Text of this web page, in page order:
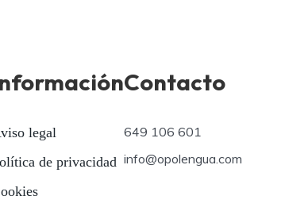
legal
de privacidad
Contacto
649 106 601
info@opolengua.com